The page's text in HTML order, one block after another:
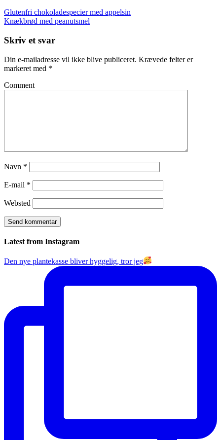
Glutenfri chokoladespecier med appelsin
Knækbrød med peanutsmel
Skriv et svar
Din e-mailadresse vil ikke blive publiceret. Krævede felter er
markeret med *
Comment
Navn *
E-mail *
Websted
Latest from Instagram
Den nye plantekasse bliver hyggelig, tror jeg